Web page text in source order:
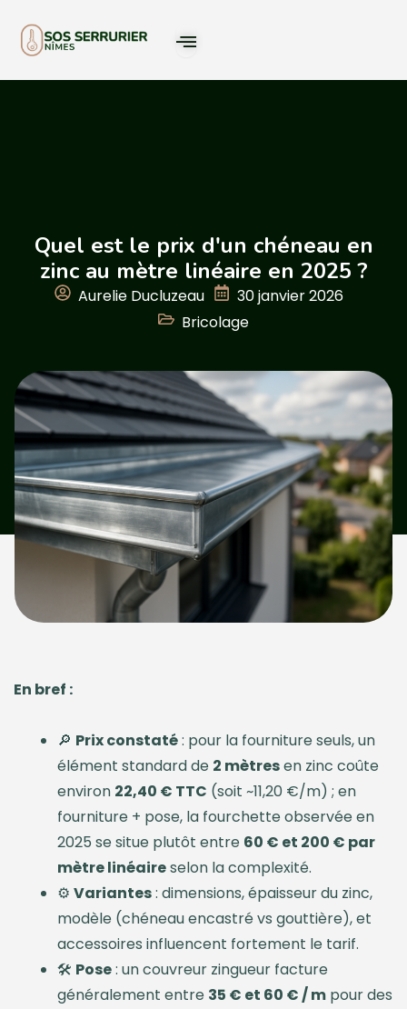
Quel est le prix d'un chéneau en
zinc au mètre linéaire en 2025 ?
Aurelie Ducluzeau
30 janvier 2026
Bricolage
En bref :
🔎 Prix constaté: pour la fourniture seuls, un
élément standard de 2 mètresen zinc coûte
environ 22,40 € TTC (soit ~11,20 €/m) ; en
fourniture + pose, la fourchette observée en
2025 se situe plutôt entre 60 € et 200 € par
mètre linéaireselon la complexité.
⚙️ Variantes: dimensions, épaisseur du zinc,
modèle (chéneau encastré vs gouttière), et
accessoires influencent fortement le tarif.
🛠️ Pose: un couvreur zingueur facture
généralement entre 35 € et 60 € / m pour des